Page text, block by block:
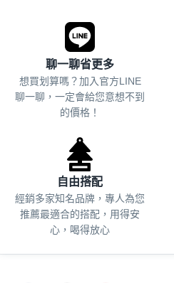
聊一聊省更多
想買划算嗎？加入官方LINE
聊一聊，一定會給您意想不到
的價格！
自由搭配
經銷多家知名品牌，專人為您
推薦最適合的搭配，用得安
心，喝得放心